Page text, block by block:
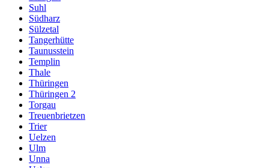
Suhl
Südharz
Sülzetal
Tangerhütte
Taunusstein
Templin
Thale
Thüringen
Thüringen 2
Torgau
Treuenbrietzen
Trier
Uelzen
Ulm
Unna